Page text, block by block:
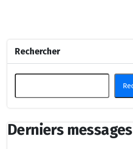
Rechercher
Derniers messages